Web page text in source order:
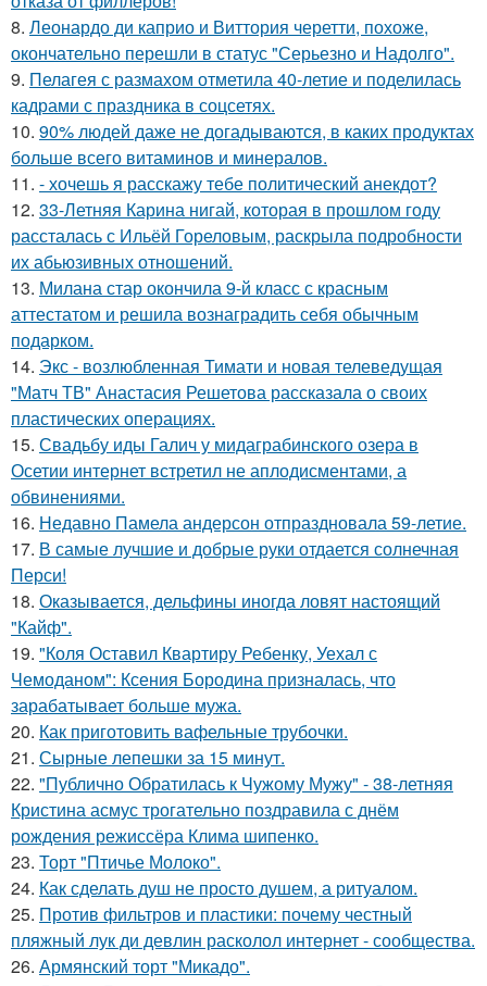
8. Леонардо ди каприо и Виттория черетти, похоже,
окончательно перешли в статус "Серьезно и Надолго".
9. Пелагея с размахом отметила 40-летие и поделилась
кадрами с праздника в соцсетях.
10. 90% людей даже не догадываются, в каких продуктах
больше всего витаминов и минералов.
11. - хочешь я расскажу тебе политический анекдот?
12. 33-Летняя Карина нигай, которая в прошлом году
рассталась с Ильёй Гореловым, раскрыла подробности
их абьюзивных отношений.
13. Милана стар окончила 9-й класс с красным
аттестатом и решила вознаградить себя обычным
подарком.
14. Экс - возлюбленная Тимати и новая телеведущая
"Матч ТВ" Анастасия Решетова рассказала о своих
пластических операциях.
15. Свадьбу иды Галич у мидаграбинского озера в
Осетии интернет встретил не аплодисментами, а
обвинениями.
16. Недавно Памела андерсон отпраздновала 59-летие.
17. В самые лучшие и добрые руки отдается солнечная
Перси!
18. Оказывается, дельфины иногда ловят настоящий
"Кайф".
19. "Коля Оставил Квартиру Ребенку, Уехал с
Чемоданом": Ксения Бородина призналась, что
зарабатывает больше мужа.
20. Как приготовить вафельные трубочки.
21. Сырные лепешки за 15 минут.
22. "Публично Обратилась к Чужому Мужу" - 38-летняя
Кристина асмус трогательно поздравила с днём
рождения режиссёра Клима шипенко.
23. Торт "Птичье Молоко".
24. Как сделать душ не просто душем, а ритуалом.
25. Против фильтров и пластики: почему честный
пляжный лук ди девлин расколол интернет - сообщества.
26. Армянский торт "Микадо".